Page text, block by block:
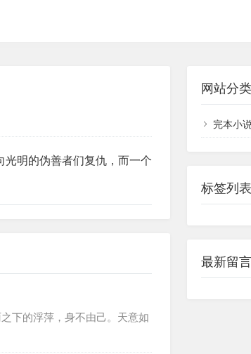
明的伪善者们复仇，而一个
下的浮萍，身不由己。天意如
网站分类
完本小
标签列表
最新留言